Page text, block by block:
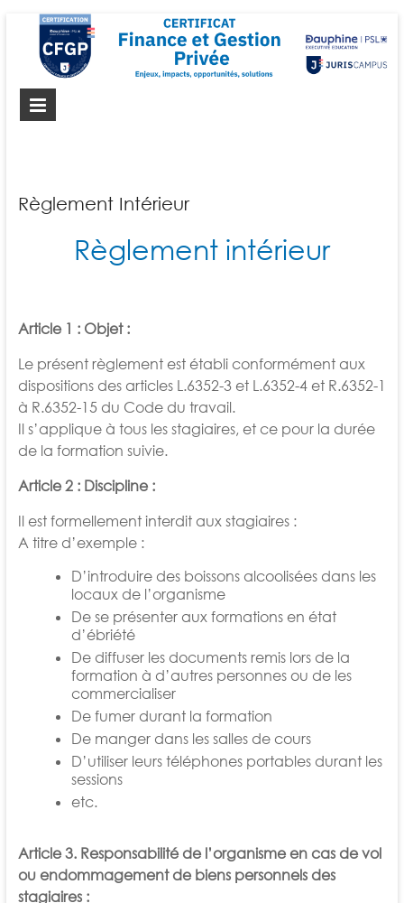
Règlement Intérieur
Règlement intérieur
Article 1 : Objet :
Le présent règlement est établi conformément aux
dispositions des articles L.6352-3 et L.6352-4 et R.6352-1
à R.6352-15 du Code du travail.
Il s’applique à tous les stagiaires, et ce pour la durée
de la formation suivie.
Article 2 : Discipline :
Il est formellement interdit aux stagiaires :
A titre d’exemple :
D’introduire des boissons alcoolisées dans les
locaux de l’organisme
De se présenter aux formations en état
d’ébriété
De diffuser les documents remis lors de la
formation à d’autres personnes ou de les
commercialiser
De fumer durant la formation
De manger dans les salles de cours
D’utiliser leurs téléphones portables durant les
sessions
etc.
Article 3. Responsabilité de l’organisme en cas de vol
ou endommagement de biens personnels des
stagiaires :